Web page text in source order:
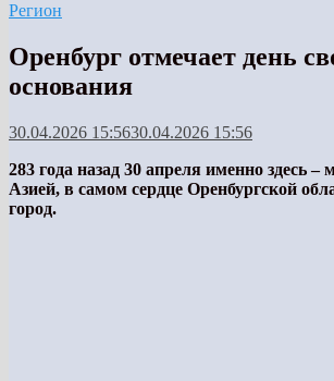
Регион
Оренбург отмечает день
основания
30.04.2026 15:5630.04.2026 15:56
283 года назад 30 апреля именно здесь
Азией, в самом сердце Оренбургской
город.